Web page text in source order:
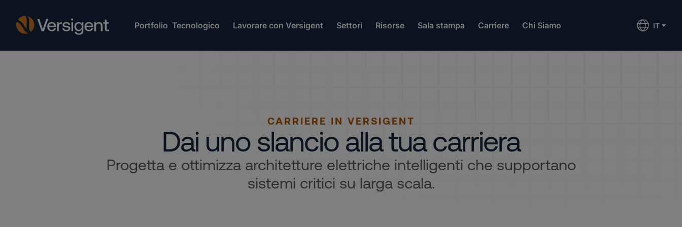
Portfolio Tecnologico Lavorare con Versigent Settori Risorse Sala stampa Carriere Chi Siamo IT
CARRIERE IN VERSIGENT
Dai uno slancio alla tua carriera
Progetta e ottimizza architetture elettriche intelligenti che supportano
sistemi critici su larga scala.